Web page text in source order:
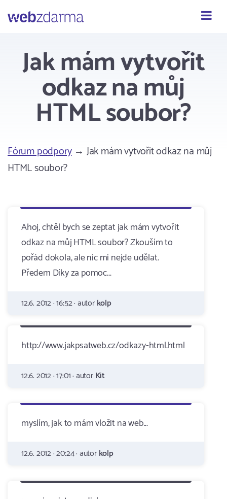
Webzdarma
Jak mám vytvořit
odkaz na můj
HTML soubor?
Fórum podpory→ Jak mám vytvořit odkaz na můj
HTML soubor?
Ahoj, chtěl bych se zeptat jak mám vytvořit
odkaz na můj HTML soubor? Zkouším to
pořád dokola, ale nic mi nejde udělat.
Předem Díky za pomoc...
12.6. 2012 · 16:52 · autorkolp
http://www.jakpsatweb.cz/odkazy-html.html
12.6. 2012 · 17:01 · autorKit
myslím, jak to mám vložit na web...
12.6. 2012 · 20:24 · autorkolp